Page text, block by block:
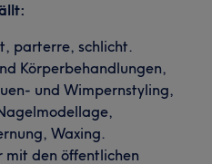
parterre, schlicht.
Körperbehandlungen,
und Wimpernstyling,
Waxing.
mit den öffentlichen